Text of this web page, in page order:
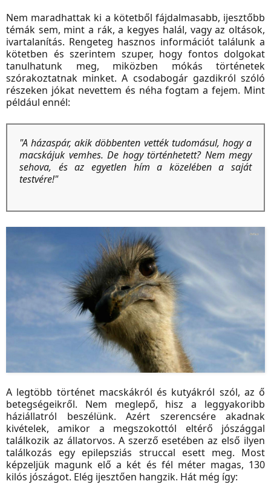
Nem maradhattak ki a kötetből fájdalmasabb, ijesztőbb
témák sem, mint a rák, a kegyes halál, vagy az oltások,
ivartalanítás. Rengeteg hasznos információt találunk a
kötetben és szerintem szuper, hogy fontos dolgokat
tanulhatunk meg, miközben mókás történetek
szórakoztatnak minket. A csodabogár gazdikról szóló
részeken jókat nevettem és néha fogtam a fejem. Mint
például ennél:
"A házaspár, akik döbbenten vették tudomásul, hogy a
macskájuk vemhes. De hogy történhetett? Nem megy
sehova, és az egyetlen hím a közelében a saját
testvére!"
A legtöbb történet macskákról és kutyákról szól, az ő
betegségeikről. Nem meglepő, hisz a leggyakoribb
háziállatról beszélünk. Azért szerencsére akadnak
kivételek, amikor a megszokottól eltérő jószággal
találkozik az állatorvos. A szerző esetében az első ilyen
találkozás egy epilepsziás struccal esett meg. Most
képzeljük magunk elő a két és fél méter magas, 130
kilós jószágot. Elég ijesztően hangzik. Hát még így: